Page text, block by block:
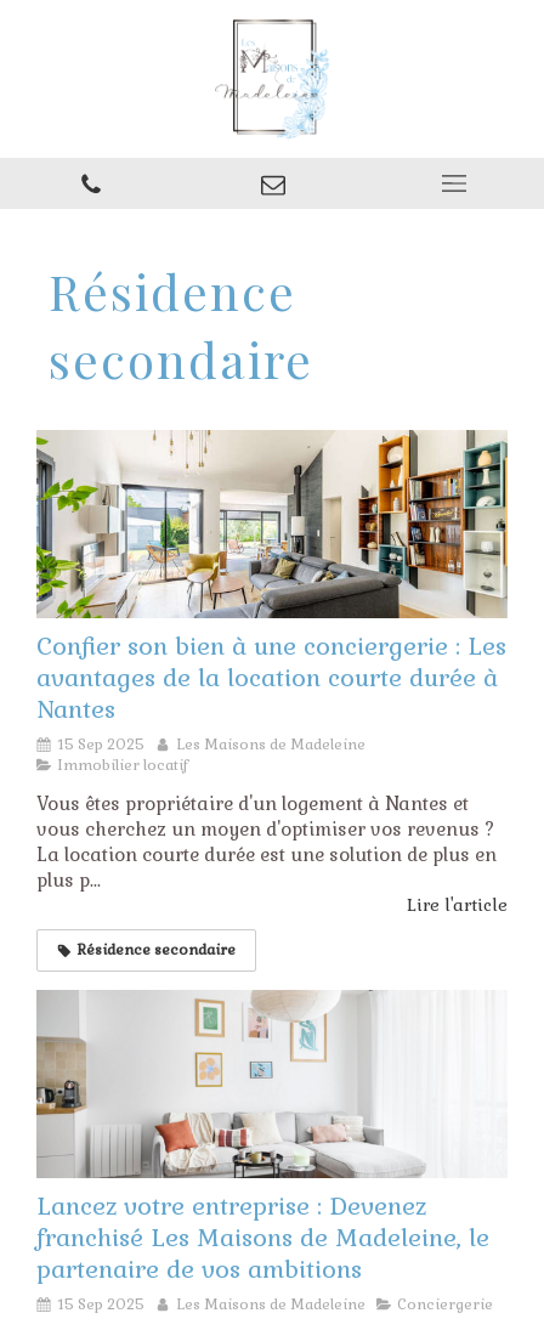
Résidence
secondaire
Confier son bien à une conciergerie : Les
avantages de la location courte durée à
Nantes
15 Sep 2025
Les Maisons de Madeleine
Immobilier locatif
Vous êtes propriétaire d'un logement à Nantes et
vous cherchez un moyen d'optimiser vos revenus ?
La location courte durée est une solution de plus en
plus p...
Lire l'article
Résidence secondaire
Lancez votre entreprise : Devenez
franchisé Les Maisons de Madeleine, le
partenaire de vos ambitions
15 Sep 2025 Les Maisons de Madeleine Conciergerie